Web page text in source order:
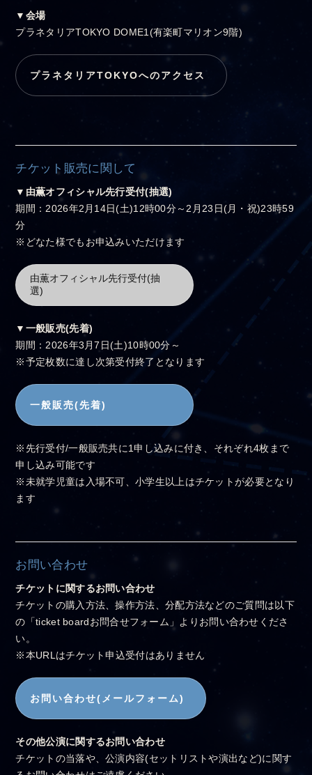
▼会場
プラネタリアTOKYO DOME1(有楽町マリオン9階)
プラネタリアTOKYOへのアクセス
チケット販売に関して
▼由薫オフィシャル先行受付(抽選)
期間：2026年2月14日(土)12時00分～2月23日(月・祝)23時59
分
※どなた様でもお申込みいただけます
由薫オフィシャル先行受付(抽
選)
▼一般販売(先着)
期間：2026年3月7日(土)10時00分～
※予定枚数に達し次第受付終了となります
一般販売(先着)
※先行受付/一般販売共に1申し込みに付き、それぞれ4枚まで
申し込み可能です
※未就学児童は入場不可、小学生以上はチケットが必要となり
ます
お問い合わせ
チケットに関するお問い合わせ
チケットの購入方法、操作方法、分配方法などのご質問は以下
の「ticket boardお問合せフォーム」よりお問い合わせくださ
い。
※本URLはチケット申込受付はありません
お問い合わせ(メールフォーム)
その他公演に関するお問い合わせ
チケットの当落や、公演内容(セットリストや演出など)に関す